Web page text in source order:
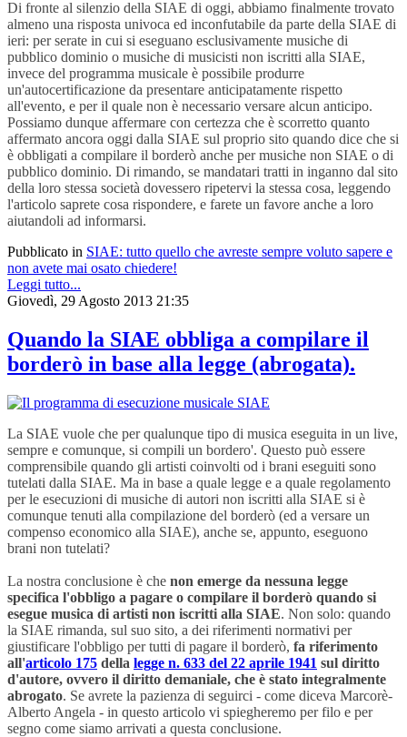
Di fronte al silenzio della SIAE di oggi, abbiamo finalmente trovato
almeno una risposta univoca ed inconfutabile da parte della SIAE di
ieri: per serate in cui si eseguano esclusivamente musiche di
pubblico dominio o musiche di musicisti non iscritti alla SIAE,
invece del programma musicale è possibile produrre
un'autocertificazione da presentare anticipatamente rispetto
all'evento, e per il quale non è necessario versare alcun anticipo.
Possiamo dunque affermare con certezza che è scorretto quanto
affermato ancora oggi dalla SIAE sul proprio sito quando dice che si
è obbligati a compilare il borderò anche per musiche non SIAE o di
pubblico dominio. Di rimando, se mandatari tratti in inganno dal sito
della loro stessa società dovessero ripetervi la stessa cosa, leggendo
l'articolo saprete cosa rispondere, e farete un favore anche a loro
aiutandoli ad informarsi.
Pubblicato in SIAE: tutto quello che avreste sempre voluto sapere e
non avete mai osato chiedere!
Leggi tutto...
Giovedì, 29 Agosto 2013 21:35
Quando la SIAE obbliga a compilare il
borderò in base alla legge (abrogata).
La SIAE vuole che per qualunque tipo di musica eseguita in un live,
sempre e comunque, si compili un bordero'. Questo può essere
comprensibile quando gli artisti coinvolti od i brani eseguiti sono
tutelati dalla SIAE. Ma in base a quale legge e a quale regolamento
per le esecuzioni di musiche di autori non iscritti alla SIAE si è
comunque tenuti alla compilazione del borderò (ed a versare un
compenso economico alla SIAE), anche se, appunto, eseguono
brani non tutelati?
La nostra conclusione è che non emerge da nessuna legge
specifica l'obbligo a pagare o compilare il borderò quando si
esegue musica di artisti non iscritti alla SIAE. Non solo: quando
la SIAE rimanda, sul suo sito, a dei riferimenti normativi per
giustificare l'obbligo per tutti di pagare il borderò, fa riferimento
all'articolo 175 della legge n. 633 del 22 aprile 1941 sul diritto
d'autore, ovvero il diritto demaniale, che è stato integralmente
abrogato. Se avrete la pazienza di seguirci - come diceva Marcorè-
Alberto Angela - in questo articolo vi spiegheremo per filo e per
segno come siamo arrivati a questa conclusione.